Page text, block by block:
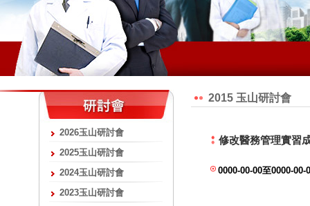
2026玉山研討會
2025玉山研討會
2024玉山研討會
2023玉山研討會
2015 玉山研討會
修改醫務管理實習
0000-00-00至0000-00-